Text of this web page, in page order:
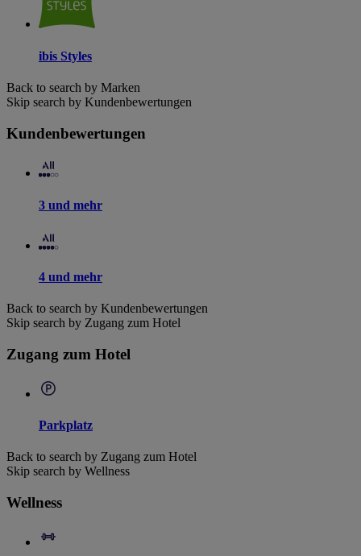
ibis Styles
Back to search by Marken
Skip search by Kundenbewertungen
Kundenbewertungen
3 und mehr
4 und mehr
Back to search by Kundenbewertungen
Skip search by Zugang zum Hotel
Zugang zum Hotel
Parkplatz
Back to search by Zugang zum Hotel
Skip search by Wellness
Wellness